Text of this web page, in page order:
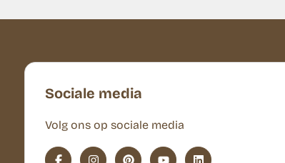
Sociale media
Volg ons op sociale media